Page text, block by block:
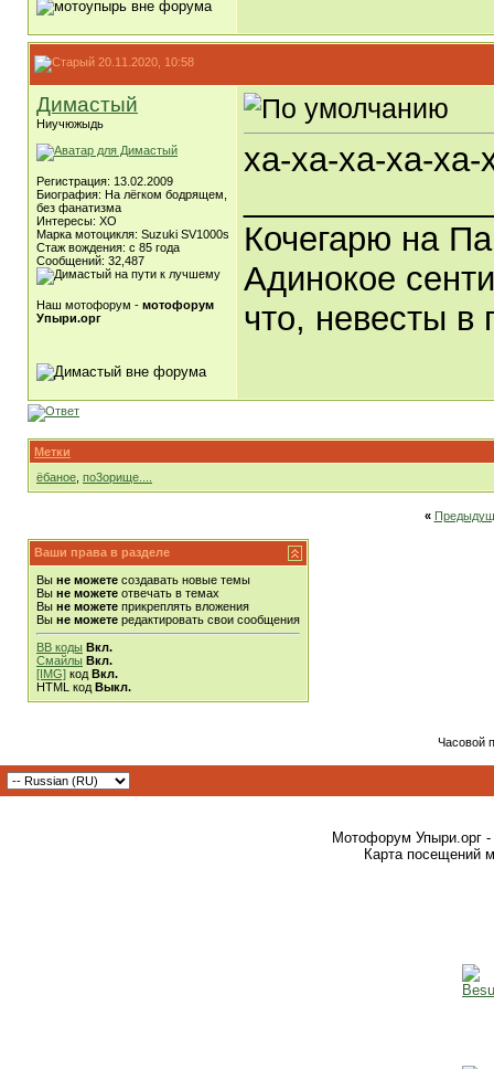
20.11.2020, 10:58
Димастый
Ниучюжыдь
Регистрация: 13.02.2009
Биография: На лёгком бодрящем,
без фанатизма
Интересы: ХО
Марка мотоцикля: Suzuki SV1000s
Стаж вождения: с 85 года
Сообщений: 32,487
Наш мотофорум - мотофорум
Упыри.орг
ха-ха-ха-ха-
Кочегарю на
Адинокое
что, невесты в
Метки
ёбаное по3орище....
«
Ваши права в разделе
Вы не можете создавать новые темы
Вы не можете отвечать в темах
Вы не можете прикреплять вложения
Вы не можете редактировать свои сообщения
BB коды Вкл.
Смайлы Вкл.
[IMG] код Вкл.
HTML код Выкл.
Часовой
Мотофорум Упыри.орг -
Карта посещений